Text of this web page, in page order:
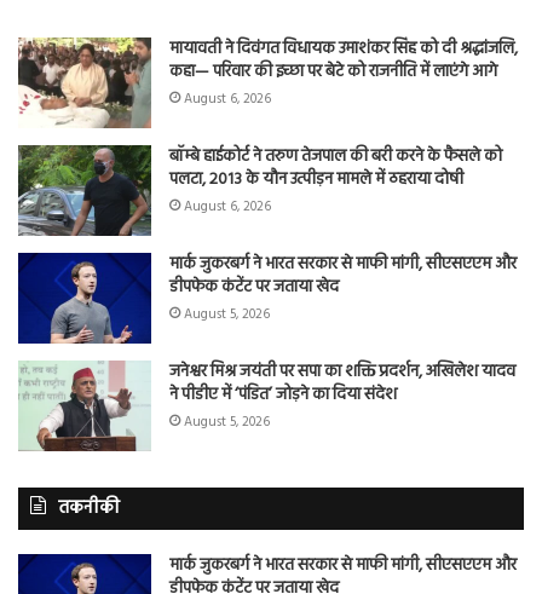
मायावती ने दिवंगत विधायक उमाशंकर सिंह को दी श्रद्धांजलि,
कहा— परिवार की इच्छा पर बेटे को राजनीति में लाएंगे आगे
August 6, 2026
बॉम्बे हाईकोर्ट ने तरुण तेजपाल की बरी करने के फैसले को
पलटा, 2013 के यौन उत्पीड़न मामले में ठहराया दोषी
August 6, 2026
मार्क जुकरबर्ग ने भारत सरकार से माफी मांगी, सीएसएएम और
डीपफेक कंटेंट पर जताया खेद
August 5, 2026
जनेश्वर मिश्र जयंती पर सपा का शक्ति प्रदर्शन, अखिलेश यादव
ने पीडीए में ‘पंडित’ जोड़ने का दिया संदेश
August 5, 2026
तकनीकी
मार्क जुकरबर्ग ने भारत सरकार से माफी मांगी, सीएसएएम और
डीपफेक कंटेंट पर जताया खेद